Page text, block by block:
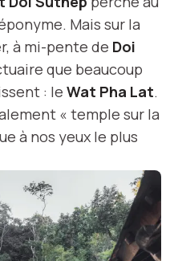
Mais sur la
à mi-pente de Doi
que beaucoup
: le Wat Pha Lat.
« temple sur la
à nos yeux le plus